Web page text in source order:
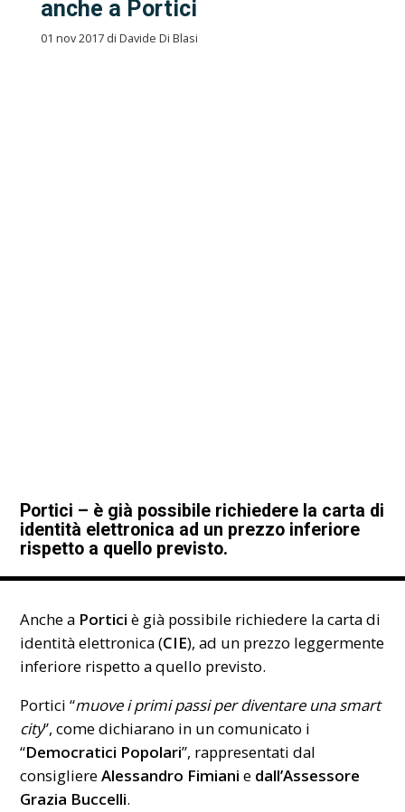
anche a Portici
01 nov 2017 di Davide Di Blasi
Portici – è già possibile richiedere la carta di
identità elettronica ad un prezzo inferiore
rispetto a quello previsto.
Anche a Portici è già possibile richiedere la carta di
identità elettronica(CIE), ad un prezzo leggermente
inferiore rispetto a quello previsto.
Portici “muove i primi passi per diventare una smart
city”, come dichiarano in un comunicato i
“Democratici Popolari”, rappresentati dal
consigliereAlessandro Fimiani e dall’Assessore
Grazia Buccelli.